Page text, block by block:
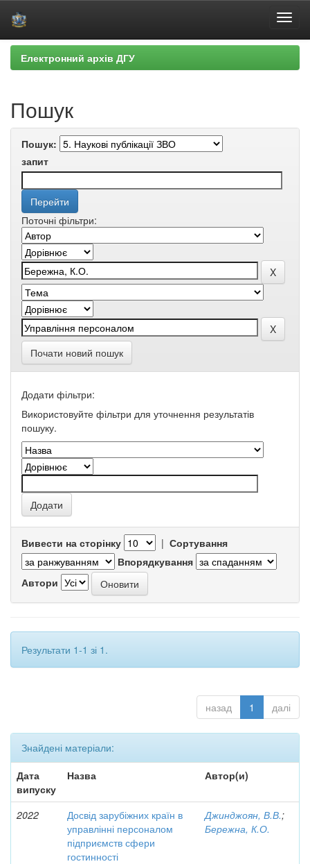
Skip
navigation
Електронний архів ДГУ
Пошук
Пошук:
запит
Поточні фільтри:
Почати новий пошук
Додати фільтри:
Використовуйте фільтри для уточнення результатів
пошуку.
Вивести на сторінку | Сортування
Впорядкування
Автори
Результати 1-1 зі 1.
назад 1 далі
Знайдені матеріали:
Дата
випуску
Назва Автор(и)
2022
Досвід зарубіжних країн в
управлінні персоналом
підприємств сфери
гостинності
Джинджоян, В.В.;
Бережна, К.О.